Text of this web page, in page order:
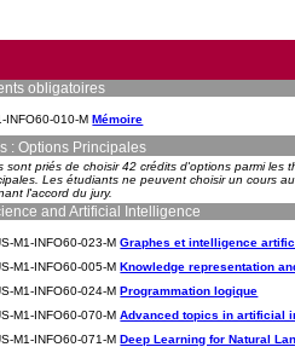
obligatoires
INFO60-010-MMémoire
: Options Principales
sont priés de choisir 42 crédits d'options parmi
Les étudiants ne peuvent choisir un cours
l'accord du jury.
and Artificial Intelligence
M1-INFO60-023-MGraphes et intelligence
M1-INFO60-005-MKnowledge representation
M1-INFO60-024-MProgrammation logique
M1-INFO60-070-MAdvanced topics in artificial
M1-INFO60-071-MDeep Learning for Natural